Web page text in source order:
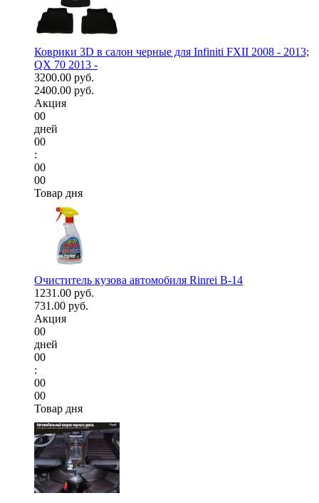
Коврики 3D в салон черные для Infiniti FXII 2008 - 2013;
QX 70 2013 -
3200.00 руб.
2400.00 руб.
Акция
00
дней
00
:
00
00
Товар дня
Очиститель кузова автомобиля Rinrei B-14
1231.00 руб.
731.00 руб.
Акция
00
дней
00
:
00
00
Товар дня